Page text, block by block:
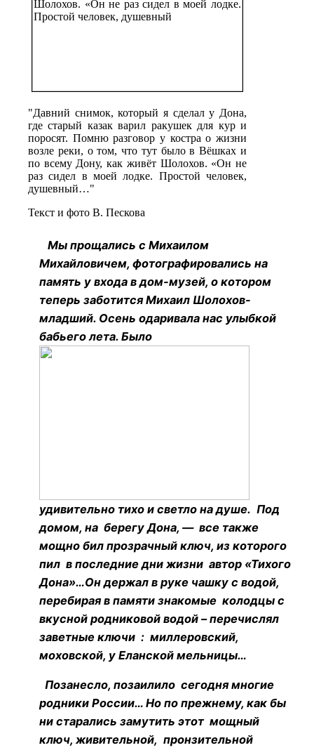
"Давний снимок, который я сделал у Дона,
где старый казак варил ракушек для кур и
поросят. Помню разговор у костра о жизни
возле реки, о том, что тут было в Вёшках и
по всему Дону, как живёт Шолохов. «Он не
раз сидел в моей лодке. Простой человек,
душевный…"
Текст и фото В. Пескова
Мы прощались с Михаилом
Михайловичем, фотографировались на
память у входа в дом-музей, о котором
теперь заботится Михаил Шолохов-
младший. Осень одаривала нас улыбкой
бабьего лета. Было
удивительно тихо и светло на душе. Под
домом, на берегу Дона, — все также
мощно бил прозрачный ключ, из которого
пил в последние дни жизни автор «Тихого
Дона»…Он держал в руке чашку с водой,
перебирая в памяти знакомые колодцы с
вкусной родниковой водой – перечислял
заветные ключи : миллеровский,
моховской, у Еланской мельницы…
Позанесло, позаилило сегодня многие
родники России… Но по прежнему, как бы
ни старались замутить этот мощный
ключ, живительной, пронзительной